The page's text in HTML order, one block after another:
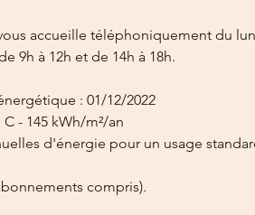
accueille téléphoniquement du
9h à 12h et de 14h à 18h.
: 01/12/2022
- 145 kWh/m²/an
d'énergie pour un usage
compris).